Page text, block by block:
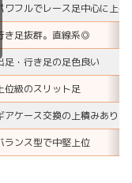
ワフルでレース足中心に上位
き足抜群。直線系◎
足・行き足の足色良い
上位級のスリット足
アケース交換の上積みあり
ランス型で中堅上位